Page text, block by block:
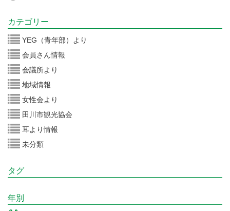
カテゴリー
YEG（青年部）より
会員さん情報
会議所より
地域情報
女性会より
田川市観光協会
耳より情報
未分類
タグ
年別